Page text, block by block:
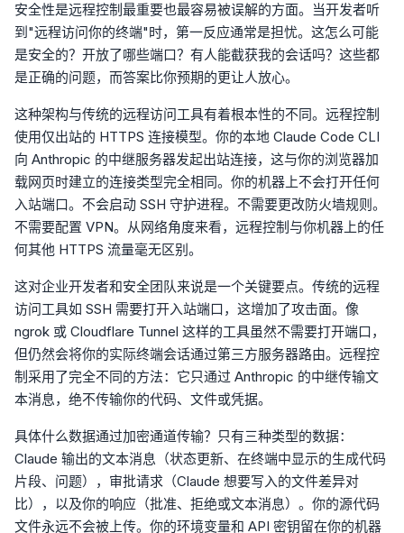
安全性是远程控制最重要也最容易被误解的方面。当开发者听
到"远程访问你的终端"时，第一反应通常是担忧。这怎么可能
是安全的？开放了哪些端口？有人能截获我的会话吗？这些都
是正确的问题，而答案比你预期的更让人放心。
这种架构与传统的远程访问工具有着根本性的不同。远程控制
使用仅出站的 HTTPS 连接模型。你的本地 Claude Code CLI
向 Anthropic 的中继服务器发起出站连接，这与你的浏览器加
载网页时建立的连接类型完全相同。你的机器上不会打开任何
入站端口。不会启动 SSH 守护进程。不需要更改防火墙规则。
不需要配置 VPN。从网络角度来看，远程控制与你机器上的任
何其他 HTTPS 流量毫无区别。
这对企业开发者和安全团队来说是一个关键要点。传统的远程
访问工具如 SSH 需要打开入站端口，这增加了攻击面。像
ngrok 或 Cloudflare Tunnel 这样的工具虽然不需要打开端口，
但仍然会将你的实际终端会话通过第三方服务器路由。远程控
制采用了完全不同的方法：它只通过 Anthropic 的中继传输文
本消息，绝不传输你的代码、文件或凭据。
具体什么数据通过加密通道传输？只有三种类型的数据：
Claude 输出的文本消息（状态更新、在终端中显示的生成代码
片段、问题），审批请求（Claude 想要写入的文件差异对
比），以及你的响应（批准、拒绝或文本消息）。你的源代码
文件永远不会被上传。你的环境变量和 API 密钥留在你的机器